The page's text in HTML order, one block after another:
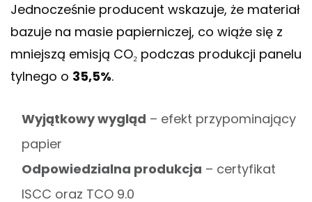
Jednocześnie producent wskazuje, że materiał
bazuje na masie papierniczej, co wiąże się z
mniejszą emisją CO₂ podczas produkcji panelu
tylnego o 35,5%.
Wyjątkowy wygląd – efekt przypominający
papier
Odpowiedzialna produkcja – certyfikat
ISCC oraz TCO 9.0